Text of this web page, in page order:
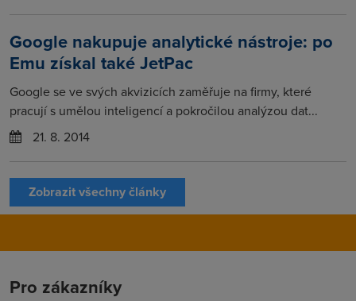
Google nakupuje analytické nástroje: po
Emu získal také JetPac
Google se ve svých akvizicích zaměřuje na firmy, které
pracují s umělou inteligencí a pokročilou analýzou dat...
21. 8. 2014
Zobrazit všechny články
Pro zákazníky